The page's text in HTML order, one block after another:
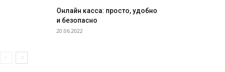
Онлайн касса: просто, удобно
и безопасно
20.06.2022